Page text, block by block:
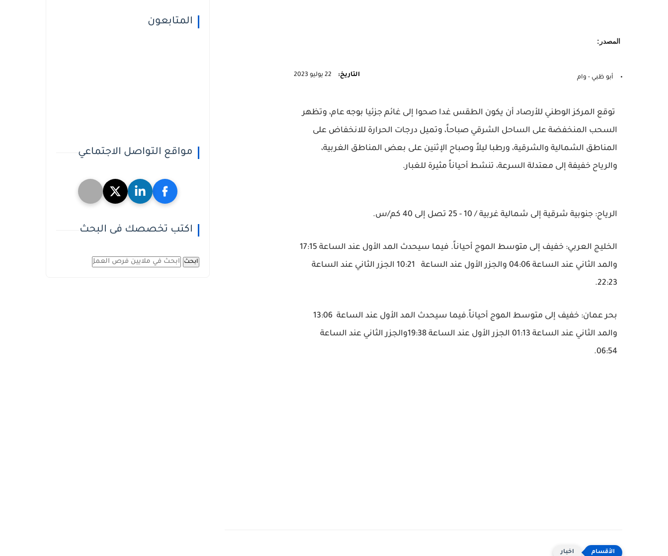
المصدر:
أبو ظبي - وام التاريخ: 22 يوليو 2023
توقع المركز الوطني للأرصاد أن يكون الطقس غدا صحوا إلى غائم جزئيا بوجه عام، وتظهر
السحب المنخفضة على الساحل الشرقي صباحاً، وتميل درجات الحرارة للانخفاض على
المناطق الشمالية والشرقية، ورطبا ليلاً وصباح الإثنين على بعض المناطق الغربية،
والرياح خفيفة إلى معتدلة السرعة، تنشط أحياناً مثيرة للغبار.
الرياح: جنوبية شرقية إلى شمالية غربية / 10 - 25 تصل إلى 40 كم/س.
الخليج العربي: خفيف إلى متوسط الموج أحياناً. فيما سيحدث المد الأول عند الساعة 17:15
والمد الثاني عند الساعة 04:06 والجزر الأول عند الساعة 10:21 الجزر الثاني عند الساعة
22:23.
بحر عمان: خفيف إلى متوسط الموج أحياناً.فيما سيحدث المد الأول عند الساعة 13:06
والمد الثاني عند الساعة 01:13 الجزر الأول عند الساعة 19:38والجزر الثاني عند الساعة
06:54.
اخبار
المتابعون
مواقع التواصل الاجتماعي
اكتب تخصصك فى البحث
ابحث